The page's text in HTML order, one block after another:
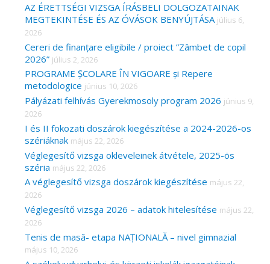
AZ ÉRETTSÉGI VIZSGA ÍRÁSBELI DOLGOZATAINAK
MEGTEKINTÉSE ÉS AZ ÓVÁSOK BENYÚJTÁSA július 6,
2026
Cereri de finanțare eligibile / proiect ”Zâmbet de copil
2026” július 2, 2026
PROGRAME ȘCOLARE ÎN VIGOARE și Repere
metodologice június 10, 2026
Pályázati felhívás Gyerekmosoly program 2026 június 9,
2026
I és II fokozati doszárok kiegészítése a 2024-2026-os
szériáknak május 22, 2026
Véglegesítő vizsga okleveleinek átvétele, 2025-ös
széria május 22, 2026
A véglegesítő vizsga doszárok kiegészítése május 22,
2026
Véglegesítő vizsga 2026 – adatok hitelesítése május 22,
2026
Tenis de masă- etapa NAȚIONALĂ – nivel gimnazial
május 10, 2026